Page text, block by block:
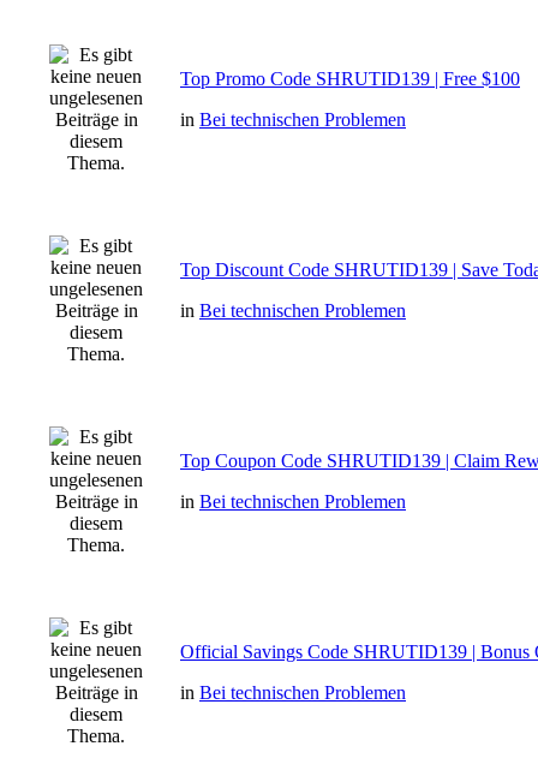
Top Promo Code SHRUTID139 | Free $100
in Bei technischen Problemen
Top Discount Code SHRUTID139 | Save
in Bei technischen Problemen
Top Coupon Code SHRUTID139 | Claim
in Bei technischen Problemen
Official Savings Code SHRUTID139 | Bonus
in Bei technischen Problemen